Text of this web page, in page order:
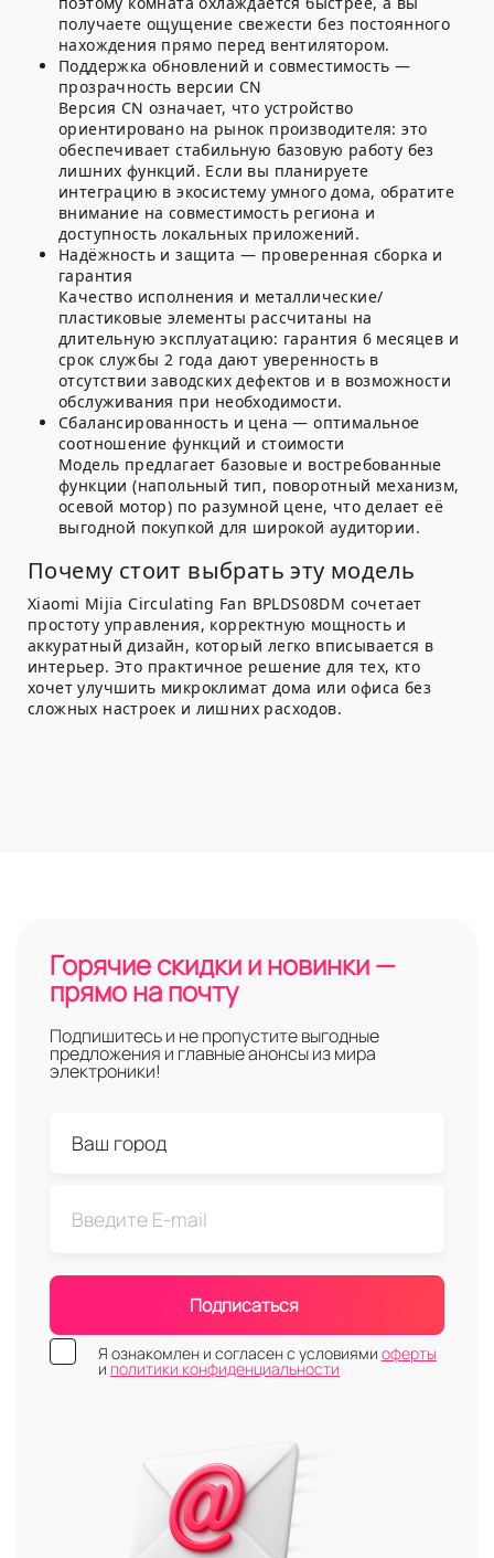
получаете ощущение свежести без постоянного
нахождения прямо перед вентилятором.
Поддержка обновлений и совместимость —
прозрачность версии CN
Версия CN означает, что устройство
ориентировано на рынок производителя: это
обеспечивает стабильную базовую работу без
лишних функций. Если вы планируете
интеграцию в экосистему умного дома, обратите
внимание на совместимость региона и
доступность локальных приложений.
Надёжность и защита — проверенная сборка и
гарантия
Качество исполнения и металлические/
пластиковые элементы рассчитаны на
длительную эксплуатацию: гарантия 6 месяцев и
срок службы 2 года дают уверенность в
отсутствии заводских дефектов и в возможности
обслуживания при необходимости.
Сбалансированность и цена — оптимальное
соотношение функций и стоимости
Модель предлагает базовые и востребованные
функции (напольный тип, поворотный механизм,
осевой мотор) по разумной цене, что делает её
выгодной покупкой для широкой аудитории.
Почему стоит выбрать эту модель
Xiaomi Mijia Circulating Fan BPLDS08DM сочетает
простоту управления, корректную мощность и
аккуратный дизайн, который легко вписывается в
интерьер. Это практичное решение для тех, кто
хочет улучшить микроклимат дома или офиса без
сложных настроек и лишних расходов.
Горячие скидки и новинки —
прямо на почту
Подпишитесь и не пропустите выгодные
предложения и главные анонсы из мира
электроники!
Подписаться
Я ознакомлен и согласен с условиями оферты
и политики конфиденциальности